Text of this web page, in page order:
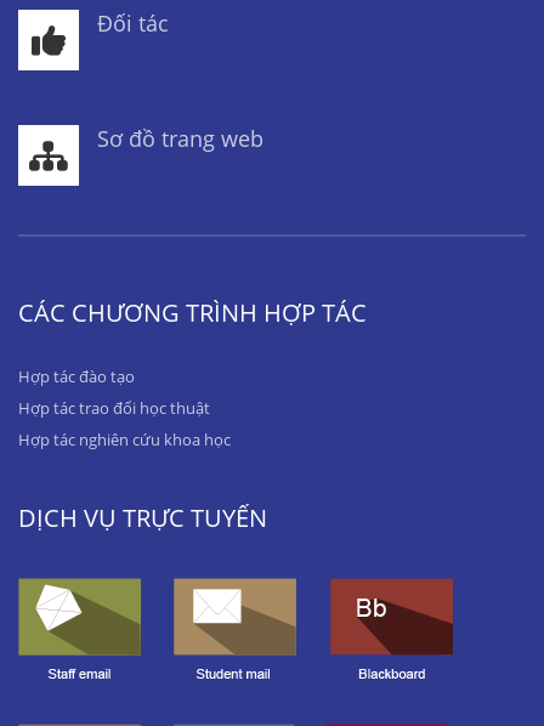
Đối tác
Sơ đồ trang web
CÁC CHƯƠNG TRÌNH HỢP TÁC
Hợp tác đào tạo
Hợp tác trao đổi học thuật
Hợp tác nghiên cứu khoa học
DỊCH VỤ TRỰC TUYẾN